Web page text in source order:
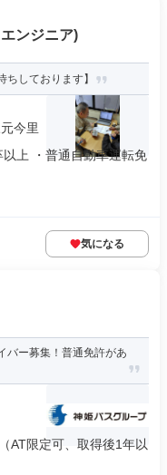
ンジニア)
ちしております】
今里
上 ・普通自動車運転免
気になる
ー募集！普通免許があ
AT限定可、取得後1年以